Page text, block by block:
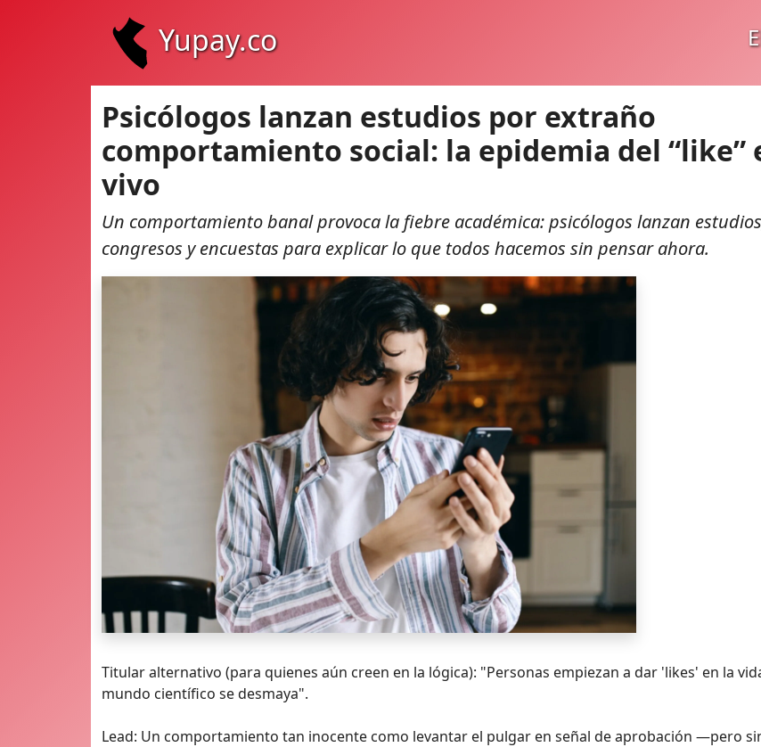
Yupay.co
Psicólogos lanzan estudios por extraño
comportamiento social: la epidemia del “like”
vivo
Un comportamiento banal provoca la fiebre académica: psicólogos lanzan
congresos y encuestas para explicar lo que todos hacemos sin pensar ahora.
Titular alternativo (para quienes aún creen en la lógica): "Personas empiezan a dar 'likes' en la
mundo científico se desmaya".
Lead: Un comportamiento tan inocente como levantar el pulgar en señal de aprobación —pero